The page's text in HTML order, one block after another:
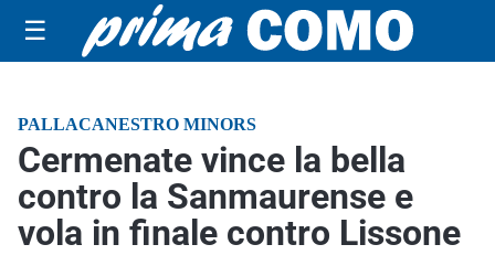
☰
PALLACANESTRO MINORS
Cermenate vince la bella
contro la Sanmaurense e
vola in finale contro Lissone